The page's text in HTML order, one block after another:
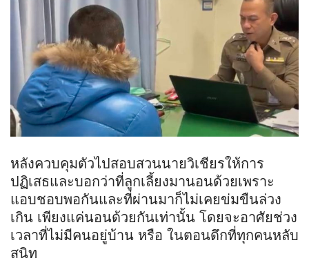
หลังควบคุมตัวไปสอบสวนนายวิเชียรให้การ
ปฏิเสธและบอกว่าที่ลูกเลี้ยงมานอนด้วยเพราะ
แอบชอบพอกันและที่ผ่านมาก็ไม่เคยข่มขืนล่วง
เกิน เพียงแค่นอนด้วยกันเท่านั้น โดยจะอาศัยช่วง
เวลาที่ไม่มีคนอยู่บ้าน หรือ ในตอนดึกที่ทุกคนหลับ
สนิท